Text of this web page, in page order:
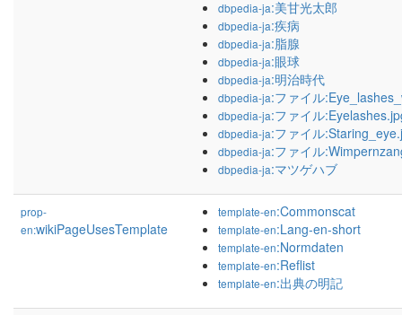
dbpedia-ja:美甘光太郎
dbpedia-ja:疾病
dbpedia-ja:脂腺
dbpedia-ja:眼球
dbpedia-ja:明治時代
dbpedia-ja:ファイル
dbpedia-ja:ファイル
dbpedia-ja:ファイル
dbpedia-ja:ファイル
dbpedia-ja:マツゲハブ
prop-
en:wikiPageUsesTemplate
template-en:Commonscat
template-en:Lang-en-short
template-en:Normdaten
template-en:Reflist
template-en:出典の明記